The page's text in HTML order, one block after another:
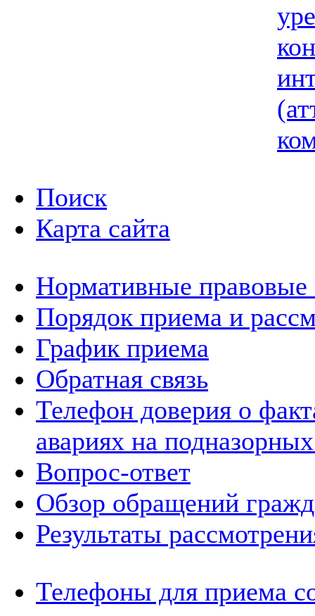
Поиск
Карта сайта
Нормативные правовые
Порядок приема и
График приема
Обратная связь
Телефон доверия о
авариях на
Вопрос-ответ
Обзор обращений
Результаты
Телефоны для приема